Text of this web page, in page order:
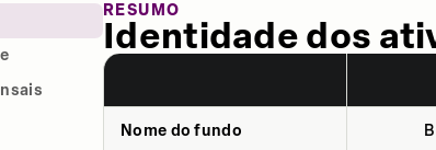
RESUMO
Identidade dos
Nome do fundo